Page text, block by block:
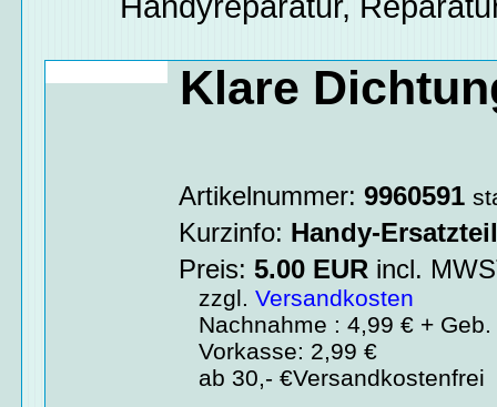
Klare
Artikelnummer:9960591
Kurzinfo: Handy-
Preis:5.00 EUR incl.
zzgl.Versandkosten
Nachnahme : 4,99 € + Geb.
Vorkasse: 2,99 €
ab 30,- €Versandkostenfrei